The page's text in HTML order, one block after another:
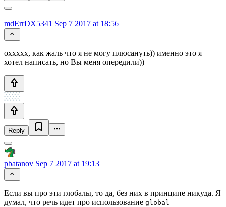
mdErrDX5341 Sep 7 2017 at 18:56
оххххх, как жаль что я не могу плюсануть)) именно это я
хотел написать, но Вы меня опередили))
Reply
pbatanov Sep 7 2017 at 19:13
Если вы про эти глобалы, то да, без них в принципе никуда. Я
думал, что речь идет про использование global